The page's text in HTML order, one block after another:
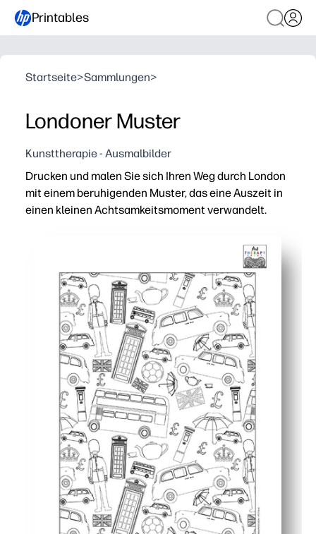
Printables
Startseite>Sammlungen>
Londoner Muster
Kunsttherapie - Ausmalbilder
Drucken und malen Sie sich Ihren Weg durch London
mit einem beruhigenden Muster, das eine Auszeit in
einen kleinen Achtsamkeitsmoment verwandelt.
Keine Vorbereitung — einfach drucken, Buntstifte oder
Sich wiederholende Symbole fördern den Fokus und
Fördert Feinmotorik und Farbsicherheit — perfekt für
Sparks sprechen über Londons Wahrzeichen und